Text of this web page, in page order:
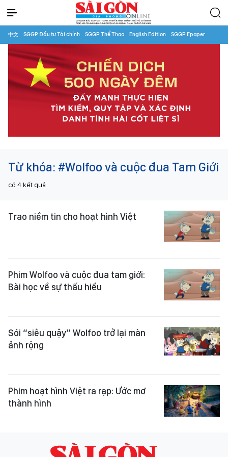
中文 SGGP Đầu tư Tài chính SGGP Thể Thao English Edition SGGP Epaper
Từ khóa: #Wolfoo và cuộc đua Tam Giới
có 4 kết quả
Trao niềm tin cho hoạt hình Việt
Phim Wolfoo và cuộc đua tam giới:
Bài học về sự thấu hiểu
Sói “siêu quậy” Wolfoo trở lại màn
ảnh rộng
Phim hoạt hình Việt ra rạp: Ước mơ
thành hình